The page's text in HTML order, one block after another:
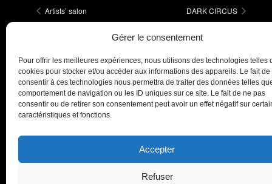
Gérer le consentement
Pour offrir les meilleures expériences, nous utilisons des technologies telles
cookies pour stocker et/ou accéder aux informations des appareils. Le fait de
consentir à ces technologies nous permettra de traiter des données telles
comportement de navigation ou les ID uniques sur ce site. Le fait de ne pas
consentir ou de retirer son consentement peut avoir un effet négatif sur
caractéristiques et fonctions.
Accepter
Refuser
Artists’ salon DARK CIRCUS